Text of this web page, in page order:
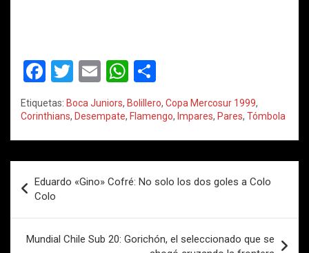
F
a
ce
b
o
o
k
T
wi
tt
er
E
m
ail
W
h
at
s
A
p
o
m
p
ar
tir
Etiquetas: Boca Juniors, Bolillero, Copa Mercosur 1999,
Corinthians, Desempate, Flamengo, Impares, Pares, Tómbola
de
entradas
Eduardo «Gino» Cofré: No solo los dos goles a Colo
Colo
Mundial Chile Sub 20: Gorichón, el seleccionado que se